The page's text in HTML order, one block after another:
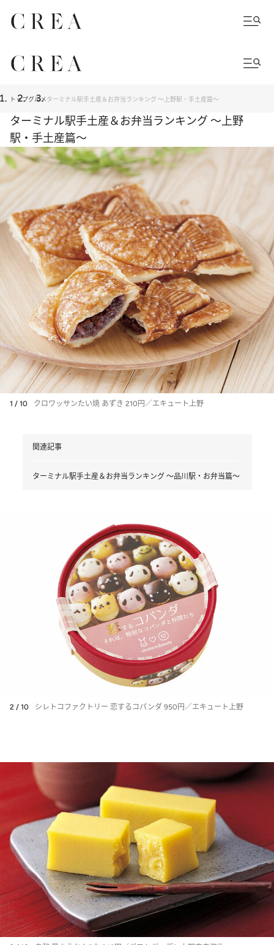
トップグルメターミナル駅手土産＆お弁当ランキング ～上野駅・手土産篇～
ターミナル駅手土産＆お弁当ランキング ～上野
駅・手土産篇～
1 / 10 クロワッサンたい焼 あずき 210円／エキュート上野
関連記事
ターミナル駅手土産＆お弁当ランキング ～品川駅・お弁当篇～
2 / 10 シレトコファクトリー 恋するコパンダ 950円／エキュート上野